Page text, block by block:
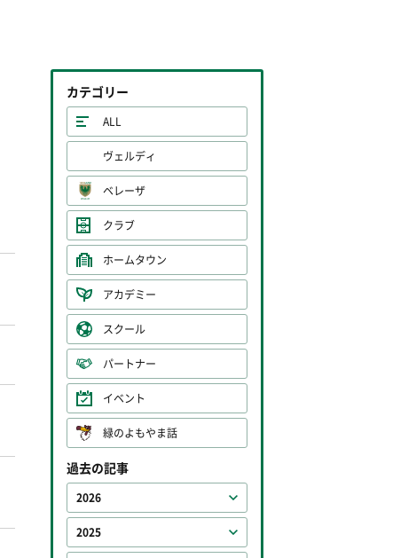
カテゴリー
ALL
ヴェルディ
ベレーザ
クラブ
ホームタウン
アカデミー
スクール
パートナー
イベント
緑のよもやま話
過去の記事
2026
2025